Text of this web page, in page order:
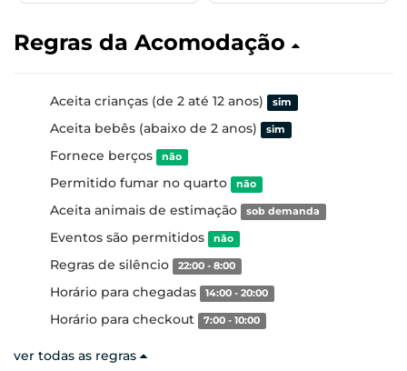
Regras da Acomodação
Aceita crianças (de 2 até 12 anos) sim
Aceita bebês (abaixo de 2 anos) sim
Fornece berços não
Permitido fumar no quarto não
Aceita animais de estimação sob demanda
Eventos são permitidos não
Regras de silêncio 22:00 - 8:00
Horário para chegadas 14:00 - 20:00
Horário para checkout 7:00 - 10:00
ver todas as regras